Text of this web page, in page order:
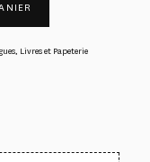
, Livres et Papeterie